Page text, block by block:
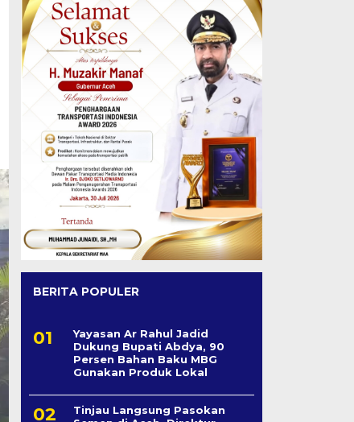
BERITA POPULER
Yayasan Ar Rahul Jadid
Dukung Bupati Abdya, 90
Persen Bahan Baku MBG
Gunakan Produk Lokal
Tinjau Langsung Pasokan